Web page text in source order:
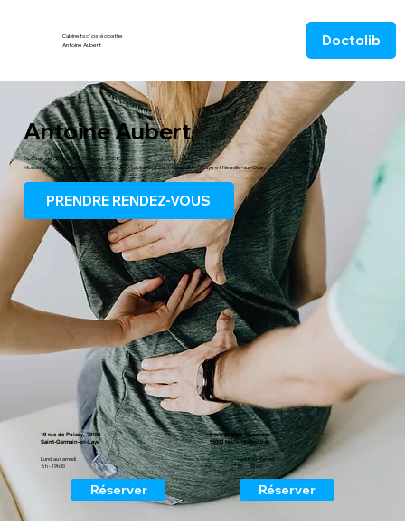
Cabinets d'ostéopathe
Antoine Aubert
Doctolib
Antoine Aubert
Diplômé de l'E.S.O. Paris depuis 2008,
Monsieur Aubert vous reçoit dans ses deux cabinets à Saint-Germain-en-Laye et Neuville-sur-Oise.
PRENDRE RENDEZ-VOUS
19 rue de Poissy, 78100
Saint-Germain-en-Laye
Lundi au samedi
8h - 19h30
Réserver
8 rue Joseph Cornudet,
95000 Neuville-sur-Oise
Lundi au samedi
8h - 19h30
Réserver